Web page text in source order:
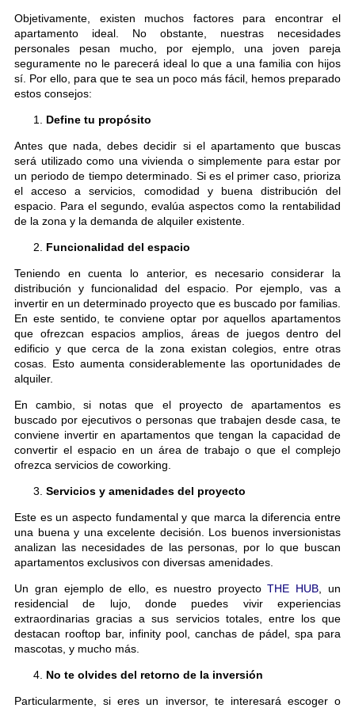
Objetivamente, existen muchos factores para encontrar el
apartamento ideal. No obstante, nuestras necesidades
personales pesan mucho, por ejemplo, una joven pareja
seguramente no le parecerá ideal lo que a una familia con hijos
sí. Por ello, para que te sea un poco más fácil, hemos preparado
estos consejos:
Define tu propósito
Antes que nada, debes decidir si el apartamento que buscas
será utilizado como una vivienda o simplemente para estar por
un periodo de tiempo determinado. Si es el primer caso, prioriza
el acceso a servicios, comodidad y buena distribución del
espacio. Para el segundo, evalúa aspectos como la rentabilidad
de la zona y la demanda de alquiler existente.
Funcionalidad del espacio
Teniendo en cuenta lo anterior, es necesario considerar la
distribución y funcionalidad del espacio. Por ejemplo, vas a
invertir en un determinado proyecto que es buscado por familias.
En este sentido, te conviene optar por aquellos apartamentos
que ofrezcan espacios amplios, áreas de juegos dentro del
edificio y que cerca de la zona existan colegios, entre otras
cosas. Esto aumenta considerablemente las oportunidades de
alquiler.
En cambio, si notas que el proyecto de apartamentos es
buscado por ejecutivos o personas que trabajen desde casa, te
conviene invertir en apartamentos que tengan la capacidad de
convertir el espacio en un área de trabajo o que el complejo
ofrezca servicios de coworking.
Servicios y amenidades del proyecto
Este es un aspecto fundamental y que marca la diferencia entre
una buena y una excelente decisión. Los buenos inversionistas
analizan las necesidades de las personas, por lo que buscan
apartamentos exclusivos con diversas amenidades.
Un gran ejemplo de ello, es nuestro proyectoTHE HUB , un
residencial de lujo, donde puedes vivir experiencias
extraordinarias gracias a sus servicios totales, entre los que
destacan rooftop bar, infinity pool, canchas de pádel, spa para
mascotas, y mucho más.
No te olvides del retorno de la inversión
Particularmente, si eres un inversor, te interesará escoger o